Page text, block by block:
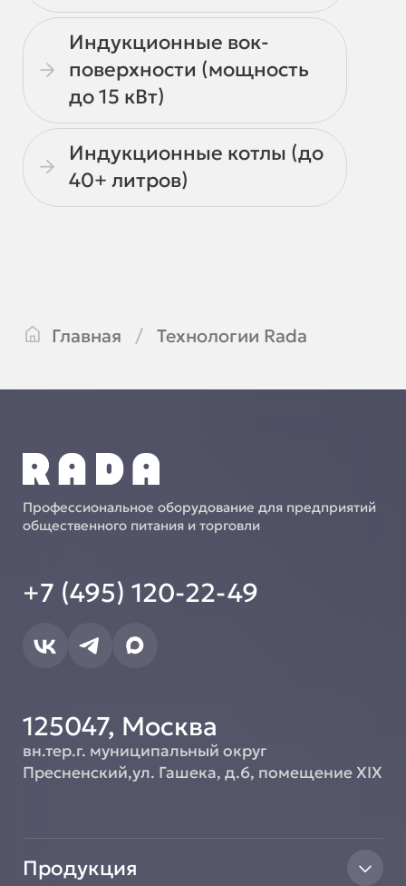
Индукционные вок-
поверхности (мощность
до 15 кВт)
Индукционные котлы (до
40+ литров)
Главная Технологии Rada
Профессиональное оборудование для предприятий
общественного питания и торговли
+7 (495) 120-22-49
125047, Москва
вн.тер.г. муниципальный округ
Пресненский,ул. Гашека, д.6, помещение XIX
Продукция